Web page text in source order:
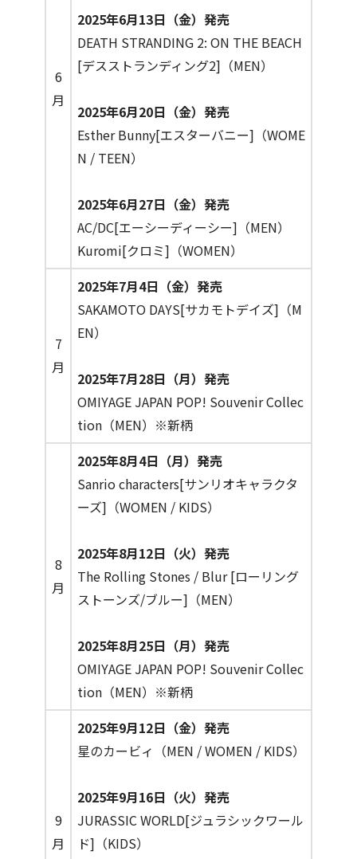
6
月
2025年6月13日（金）発売
DEATH STRANDING 2: ON THE BEACH
[デスストランディング2]（MEN）
2025年6月20日（金）発売
Esther Bunny[エスターバニー]（WOME
N / TEEN）
2025年6月27日（金）発売
AC/DC[エーシーディーシー]（MEN）
Kuromi[クロミ]（WOMEN）
7
月
2025年7月4日（金）発売
SAKAMOTO DAYS[サカモトデイズ]（M
EN）
2025年7月28日（月）発売
OMIYAGE JAPAN POP! Souvenir Collec
tion（MEN）※新柄
8
月
2025年8月4日（月）発売
Sanrio characters[サンリオキャラクタ
ーズ]（WOMEN / KIDS）
2025年8月12日（火）発売
The Rolling Stones / Blur [ローリング
ストーンズ/ブルー]（MEN）
2025年8月25日（月）発売
OMIYAGE JAPAN POP! Souvenir Collec
tion（MEN）※新柄
9
月
2025年9月12日（金）発売
星のカービィ（MEN / WOMEN / KIDS）
2025年9月16日（火）発売
JURASSIC WORLD[ジュラシックワール
ド]（KIDS）